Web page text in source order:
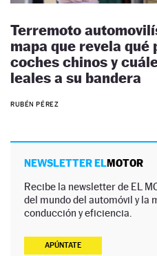
Terremoto
mapa que revela qué
coches chinos y
leales a su bandera
RUBÉN PÉREZ
NEWSLETTER ELMOTOR
Recibe la newsletter de EL
del mundo del automóvil y la
conducción y eficiencia.
APÚNTATE